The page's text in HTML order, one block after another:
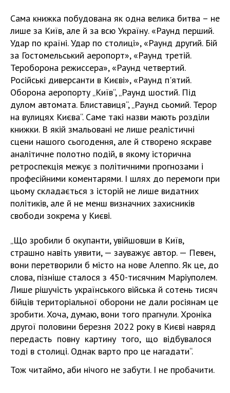
Сама книжка побудована як одна велика битва – не
лише за Київ, але й за всю Україну. «Раунд перший.
Удар по країні. Удар по столиці», «Раунд другий. Бій
за Гостомельський аеропорт», «Раунд третій.
Тероборона режиссера», «Раунд четвертий.
Російські диверсанти в Києві», «Раунд п'ятий.
Оборона аеропорту „Київ“, „Раунд шостий. Під
дулом автомата. Блиставиця“, „Раунд сьомий. Терор
на вулицях Києва“. Саме такі назви мають розділи
книжки. В якій змальовані не лише реалістичні
сцени нашого сьогодення, але й створено яскраве
аналітичне полотно подій, в якому історична
ретроспекція межує з політичними прогнозами і
професійними коментарями. І шлях до перемоги при
цьому складається з історій не лише видатних
політиків, але й не менш визначних захисників
свободи зокрема у Києві.
„Що зробили б окупанти, увійшовши в Київ,
страшно навіть уявити, — зауважує автор. — Певен,
вони перетворили б місто на нове Алеппо. Як це, до
слова, пізніше сталося з 450-тисячним Маріуполем.
Лише рішучість українського війська й сотень тисяч
бійців територіальної оборони не дали росіянам це
зробити. Хоча, думаю, вони того прагнули. Хроніка
другої половини березня 2022 року в Києві навряд
передасть повну картину того, що відбувалося
тоді в столиці. Однак варто про це нагадати“.
Тож читаймо, аби нічого не забути. І не пробачити.